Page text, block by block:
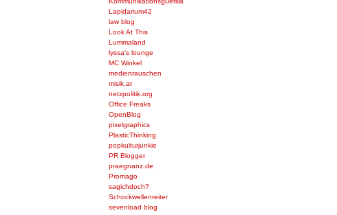
Lapidarium42
law blog
Look At This
Lummaland
lyssa's lounge
MC Winkel
medienrauschen
misik.at
netzpolitik.org
Office Freaks
OpenBlog
pixelgraphics
PlasticThinking
popkulturjunkie
PR Blogger
praegnanz.de
Promago
sagichdoch?
Schockwellenreiter
sevenload blog